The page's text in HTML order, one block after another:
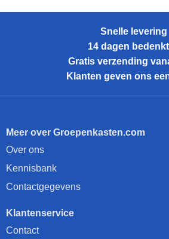
Snelle levering
14 dagen
Gratis verzending
Klanten geven ons
Meer over Groepenkasten.com
Over ons
Kennisbank
Contactgegevens
Klantenservice
Contact